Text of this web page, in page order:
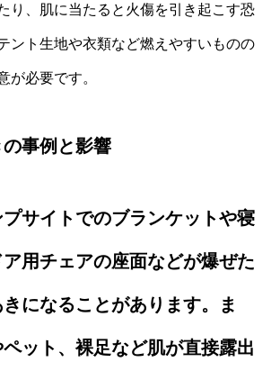
り、肌に当たると火傷を引き起こす恐
ント生地や衣類など燃えやすいものの
が必要です。
事例と影響
サイトでのブランケットや寝
用チェアの座面などが爆ぜた
になることがあります。ま
ット、裸足など肌が直接露出